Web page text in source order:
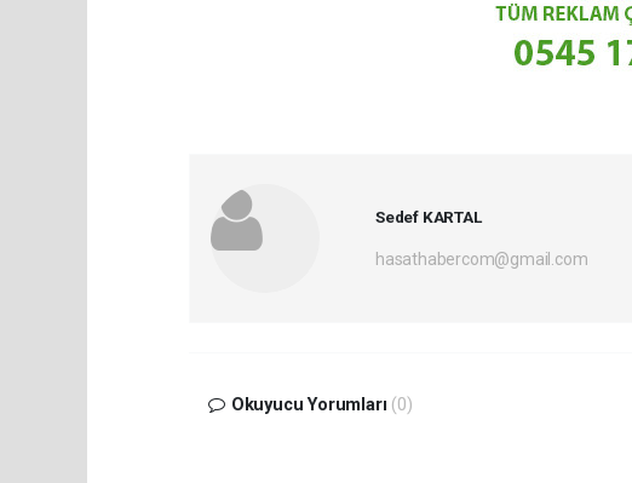
Sedef KARTAL
hasathabercom@gmail.com
Okuyucu Yorumları (0)